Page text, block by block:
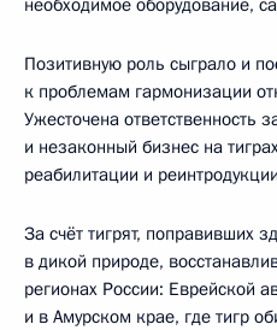
Позитивную роль сыграло и
к проблемам гармонизации
Ужесточена ответственность
и незаконный бизнес на
реабилитации и
За счёт тигрят, поправивших
в дикой природе,
регионах России: Еврейской
и в Амурском крае, где тигр